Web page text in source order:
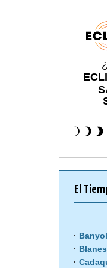
El
Blanes